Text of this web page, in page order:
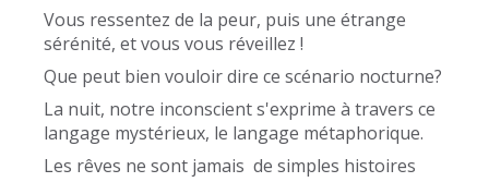
Vous ressentez de la peur, puis une étrange
sérénité, et vous vous réveillez !
Que peut bien vouloir dire ce scénario nocturne?
La nuit, notre inconscient s'exprime à travers ce
langage mystérieux, le langage métaphorique.
Les rêves ne sont jamais de simples histoires